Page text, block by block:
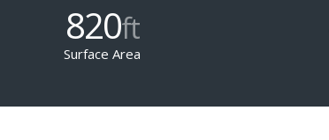
820ft
Surface Area